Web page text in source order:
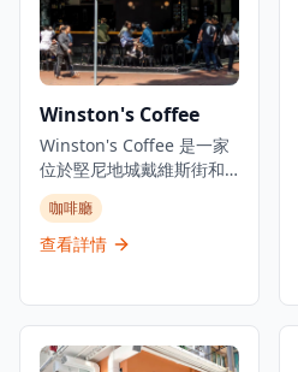
Winston's Coffee
Winston's Coffee 是一家
位於堅尼地城戴維斯街和
福布斯街交界的鄰里咖啡
店兼雞尾酒吧。這家澳洲
風格的咖啡店每日早上7點
外也有空間供顧客享用咖
咖啡廳
查看詳情